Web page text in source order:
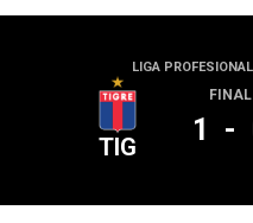
LIGA
TIG
FINAL
1 -